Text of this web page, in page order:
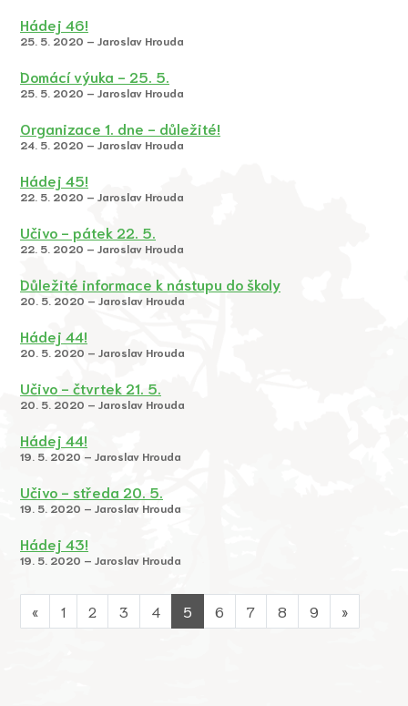
Hádej 46!
25. 5. 2020 – Jaroslav Hrouda
Domácí výuka - 25. 5.
25. 5. 2020 – Jaroslav Hrouda
Organizace 1. dne - důležité!
24. 5. 2020 – Jaroslav Hrouda
Hádej 45!
22. 5. 2020 – Jaroslav Hrouda
Učivo - pátek 22. 5.
22. 5. 2020 – Jaroslav Hrouda
Důležité informace k nástupu do školy
20. 5. 2020 – Jaroslav Hrouda
Hádej 44!
20. 5. 2020 – Jaroslav Hrouda
Učivo - čtvrtek 21. 5.
20. 5. 2020 – Jaroslav Hrouda
Hádej 44!
19. 5. 2020 – Jaroslav Hrouda
Učivo - středa 20. 5.
19. 5. 2020 – Jaroslav Hrouda
Hádej 43!
19. 5. 2020 – Jaroslav Hrouda
« 1 2 3 4 5 6 7 8 9 »